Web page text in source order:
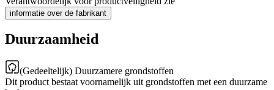
informatie over de fabrikant
Duurzaamheid
(Gedeeltelijk) Duurzamere grondstoffen
Dit product bestaat voornamelijk uit grondstoffen met een duurzame